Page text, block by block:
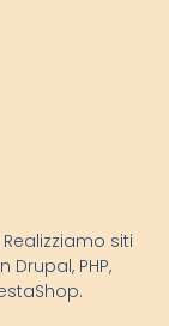
siti
PHP,